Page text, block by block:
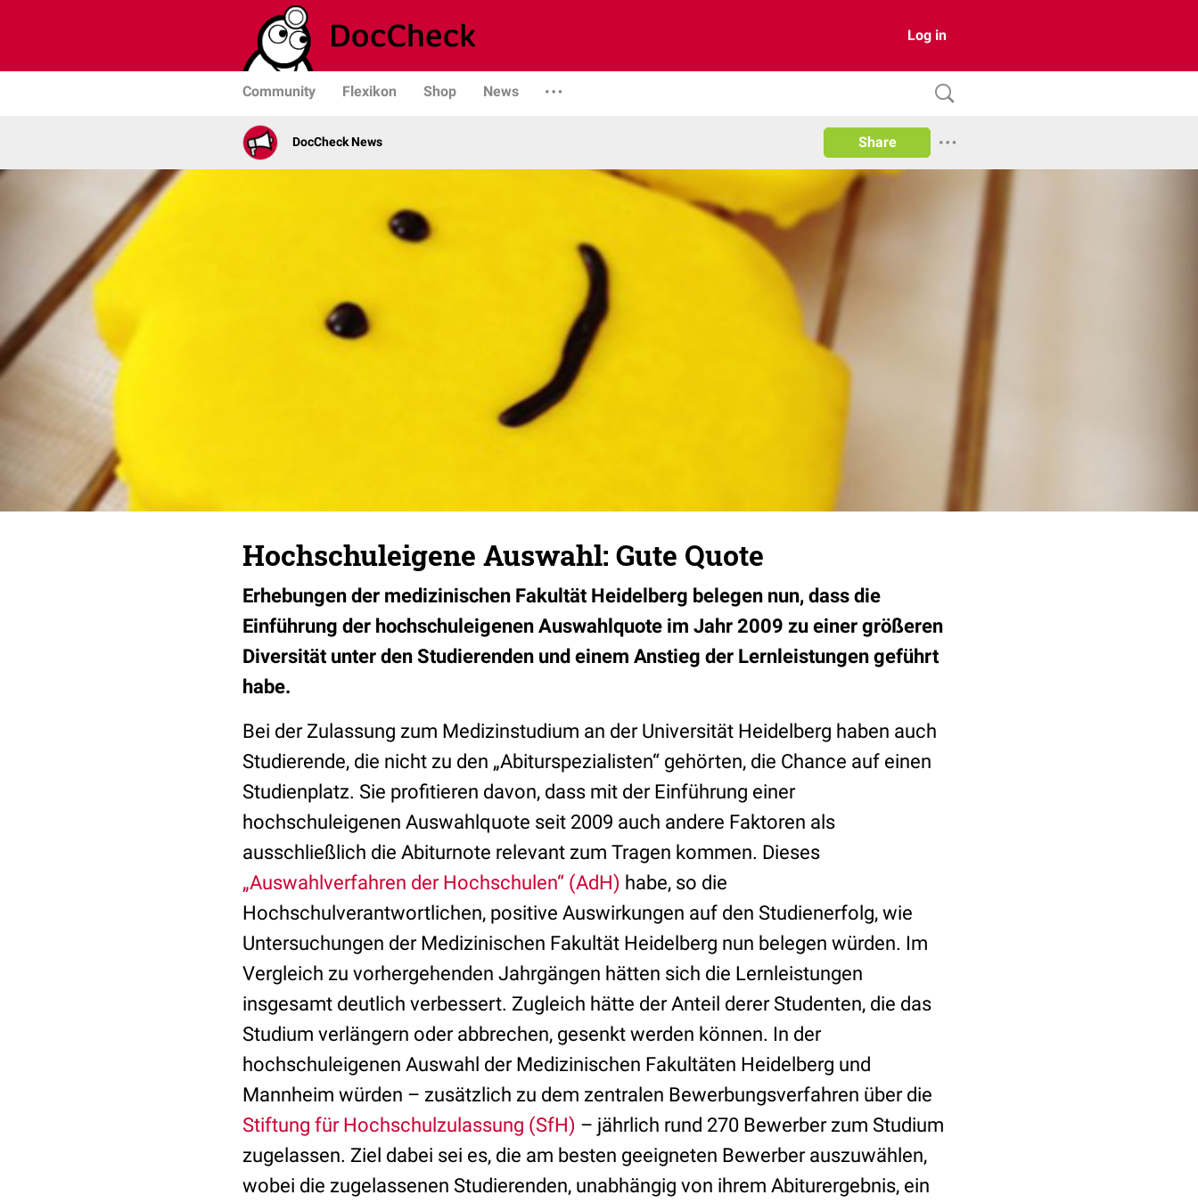
Log in
Community Flexikon Shop News
DocCheck News Share
Hochschuleigene Auswahl: Gute Quote
Erhebungen der medizinischen Fakultät Heidelberg belegen nun, dass die
Einführung der hochschuleigenen Auswahlquote im Jahr 2009 zu einer größeren
Diversität unter den Studierenden und einem Anstieg der Lernleistungen geführt
habe.
Bei der Zulassung zum Medizinstudium an der Universität Heidelberg haben auch
Studierende, die nicht zu den „Abiturspezialisten“ gehörten, die Chance auf einen
Studienplatz. Sie profitieren davon, dass mit der Einführung einer
hochschuleigenen Auswahlquote seit 2009 auch andere Faktoren als
ausschließlich die Abiturnote relevant zum Tragen kommen. Dieses
„Auswahlverfahren der Hochschulen“ (AdH) habe, so die
Hochschulverantwortlichen, positive Auswirkungen auf den Studienerfolg, wie
Untersuchungen der Medizinischen Fakultät Heidelberg nun belegen würden. Im
Vergleich zu vorhergehenden Jahrgängen hätten sich die Lernleistungen
insgesamt deutlich verbessert. Zugleich hätte der Anteil derer Studenten, die das
Studium verlängern oder abbrechen, gesenkt werden können. In der
hochschuleigenen Auswahl der Medizinischen Fakultäten Heidelberg und
Mannheim würden – zusätzlich zu dem zentralen Bewerbungsverfahren über die
Stiftung für Hochschulzulassung (SfH) – jährlich rund 270 Bewerber zum Studium
zugelassen. Ziel dabei sei es, die am besten geeigneten Bewerber auszuwählen,
wobei die zugelassenen Studierenden, unabhängig von ihrem Abiturergebnis, ein